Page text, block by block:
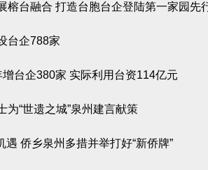
榕台融合 打造台胞台企登陆第一家园先
台企788家
台企380家 实际利用台资114亿元
为“世遗之城”泉州建言献策
遇 侨乡泉州多措并举打好“新侨牌”